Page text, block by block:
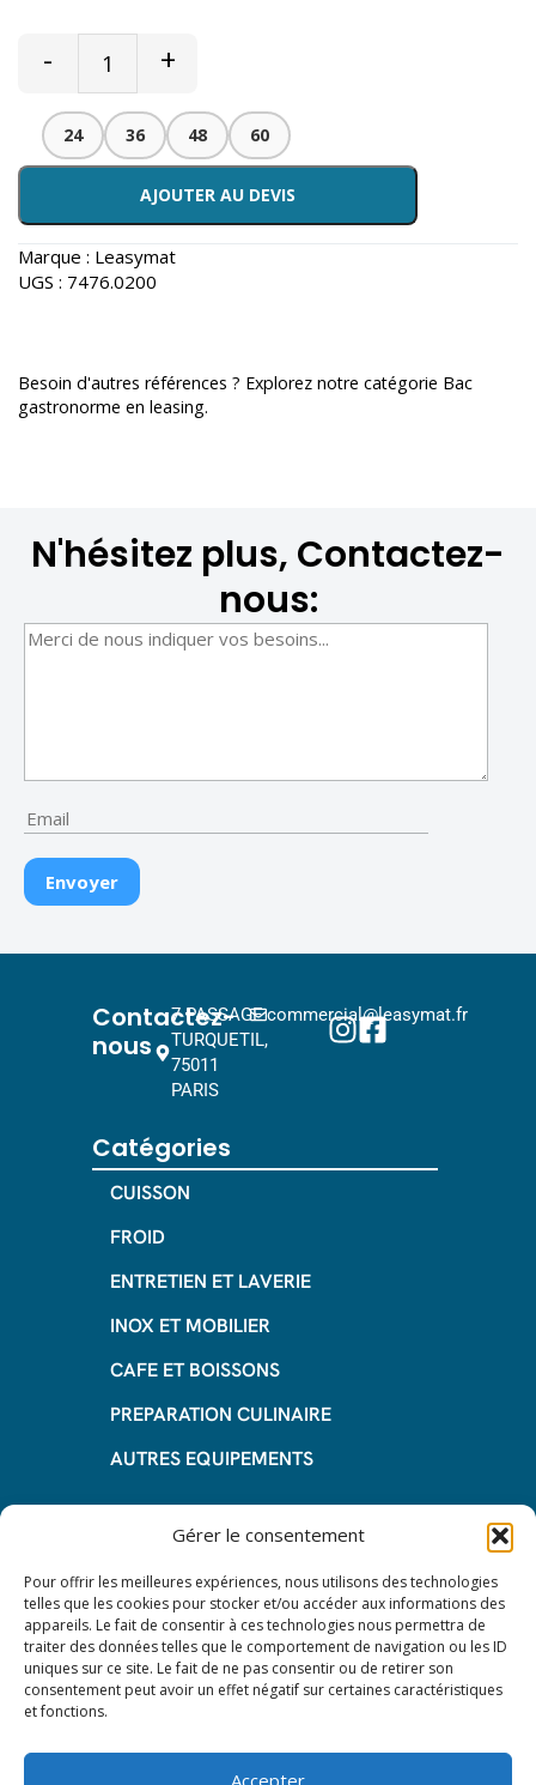
Gérer le consentement
Pour offrir les meilleures expériences, nous utilisons des technologies
telles que les cookies pour stocker et/ou accéder aux informations des
appareils. Le fait de consentir à ces technologies nous permettra de
traiter des données telles que le comportement de navigation ou les ID
uniques sur ce site. Le fait de ne pas consentir ou de retirer son
consentement peut avoir un effet négatif sur certaines caractéristiques
et fonctions.
Accepter
- +
24 36 48 60
AJOUTER AU DEVIS
Marque : Leasymat
UGS : 7476.0200
Besoin d'autres références ? Explorez notre catégorie Bac
gastronorme en leasing.
N'hésitez plus, Contactez-
nous:
Contactez-
nous
7 PASSAGE
TURQUETIL,
75011
PARIS
commercial@leasymat.fr
Catégories
CUISSON
FROID
ENTRETIEN ET LAVERIE
INOX ET MOBILIER
CAFE ET BOISSONS
PREPARATION CULINAIRE
AUTRES EQUIPEMENTS
Informations
Questions fréquentes
Les avantages de la LOA
Les étapes du leasing de matériel
de restauration
Mentions Légales